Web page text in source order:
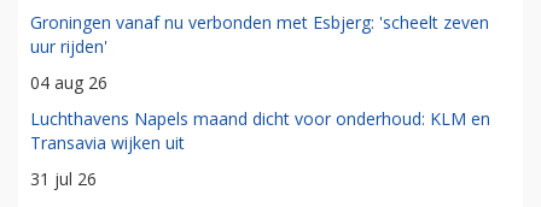
Groningen vanaf nu verbonden met Esbjerg: 'scheelt zeven
uur rijden'
04 aug 26
Luchthavens Napels maand dicht voor onderhoud: KLM en
Transavia wijken uit
31 jul 26